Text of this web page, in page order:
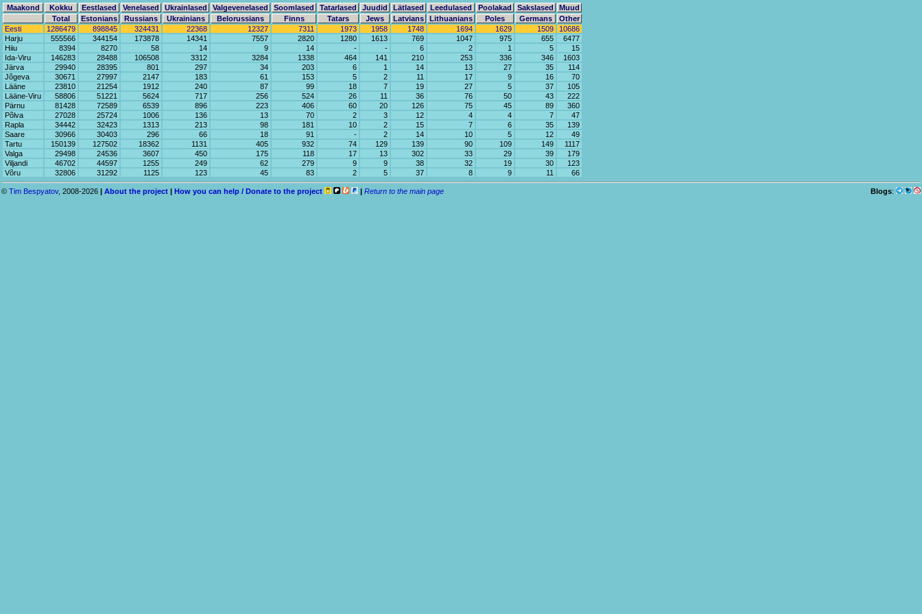
Maakond Kokku Eestlased Venelased Ukrainlased Valgevenelased Soomlased Tatarlased Juudid Lätlased Leedulased Poolakad Sakslased
Muud
Total
Estonians Russians Ukrainians Belorussians Finns Tatars Jews Latvians Lithuanians Poles Germans
Other
Eesti
1286479 898845 324431 22368 12327 7311 1973 1958 1748 1694 1629 1509
10686
Harju
555566 344154 173878 14341 7557 2820 1280 1613 769 1047 975 655
6477
Hiiu
8394 8270 58 14 9 14 - - 6 2 1 5
15
Ida-Viru
146283 28488 106508 3312 3284 1338 464 141 210 253 336 346
1603
Järva
29940 28395 801 297 34 203 6 1 14 13 27 35
114
Jõgeva
30671 27997 2147 183 61 153 5 2 11 17 9 16
70
Lääne
23810 21254 1912 240 87 99 18 7 19 27 5 37
105
Lääne-Viru
58806 51221 5624 717 256 524 26 11 36 76 50 43
222
Pärnu
81428 72589 6539 896 223 406 60 20 126 75 45 89
360
Põlva
27028 25724 1006 136 13 70 2 3 12 4 4 7
47
Rapla
34442 32423 1313 213 98 181 10 2 15 7 6 35
139
Saare
30966 30403 296 66 18 91 - 2 14 10 5 12
49
Tartu
150139 127502 18362 1131 405 932 74 129 139 90 109 149
1117
Valga
29498 24536 3607 450 175 118 17 13 302 33 29 39
179
Viljandi
46702 44597 1255 249 62 279 9 9 38 32 19 30
123
Võru
32806 31292 1125 123 45 83 2 5 37 8 9 11 66
© Tim Bespyatov, 2008-2026 | About the project | How you can help / Donate to the project | Return to the main page Blogs: